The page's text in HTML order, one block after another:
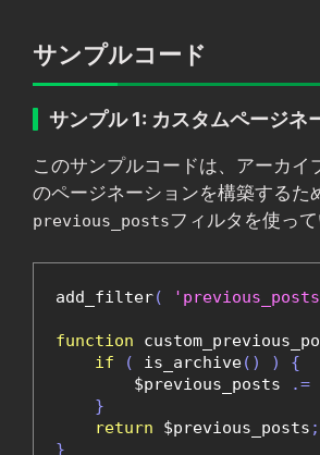
サンプルコード
サンプル 1: カスタムページネ
このサンプルコードは、アーカイ
のページネーションを構築するた
previous_postsフィルタを使って
add_filter(
function
if
( is_archive() )
{
        $previous_posts
.=
}
return $previous_posts ;
}